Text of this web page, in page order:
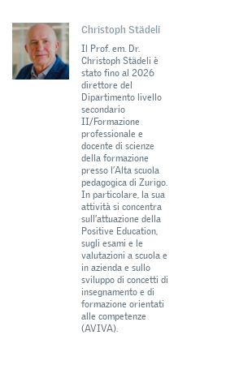
Christoph Städeli
Il Prof. em. Dr.
Christoph Städeli è
stato fino al 2026
direttore del
Dipartimento livello
secondario
II/Formazione
professionale e
docente di scienze
della formazione
presso l’Alta scuola
pedagogica di Zurigo.
In particolare, la sua
attività si concentra
sull’attuazione della
Positive Education,
sugli esami e le
valutazioni a scuola e
in azienda e sullo
sviluppo di concetti di
insegnamento e di
formazione orientati
alle competenze
(AVIVA).